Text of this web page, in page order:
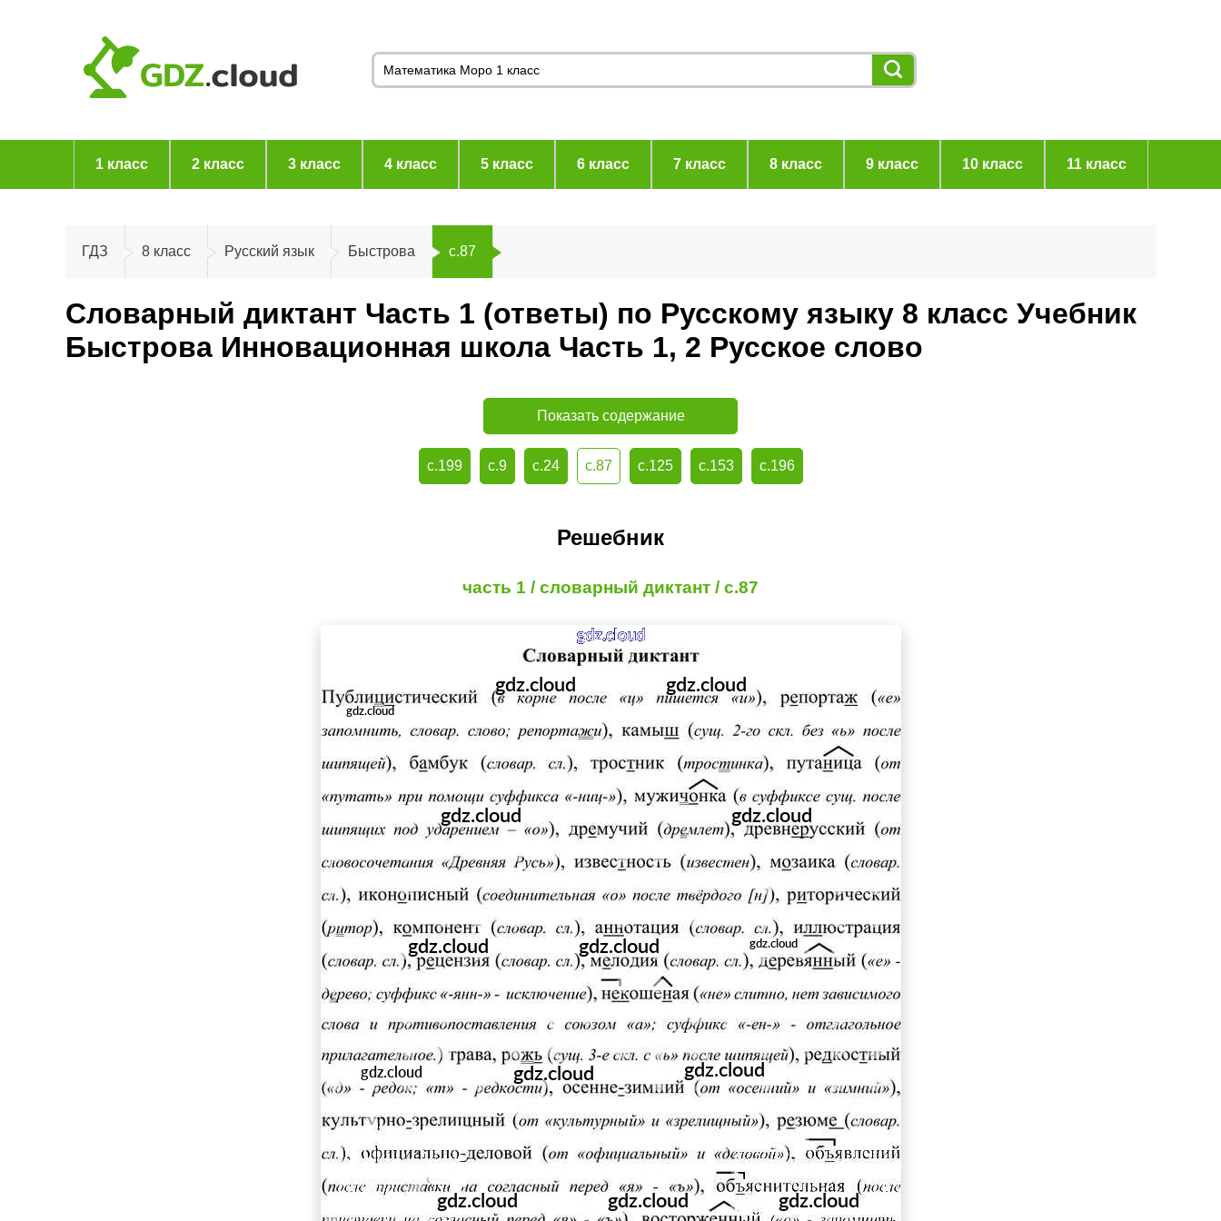
1 класс 2 класс 3 класс 4 класс 5 класс 6 класс 7 класс 8 класс 9 класс 10 класс 11 класс
ГДЗ 8 класс Русский язык Быстрова с.87
Словарный диктант Часть 1 (ответы) по Русскому языку 8 класс Учебник
Быстрова Инновационная школа Часть 1, 2 Русское слово
Показать содержание
с.199 с.9 с.24 с.87 с.125 с.153 с.196
Решебник
часть 1 / словарный диктант / с.87